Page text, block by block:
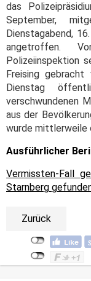
das
September,
Dienstagabend,
angetroffen.
Polizeiinspektion
Freising
Dienstag
verschwundenen
aus der
wurde mittlerweile
Ausführlicher
Vermissten-Fall
Starnberg
Zurück